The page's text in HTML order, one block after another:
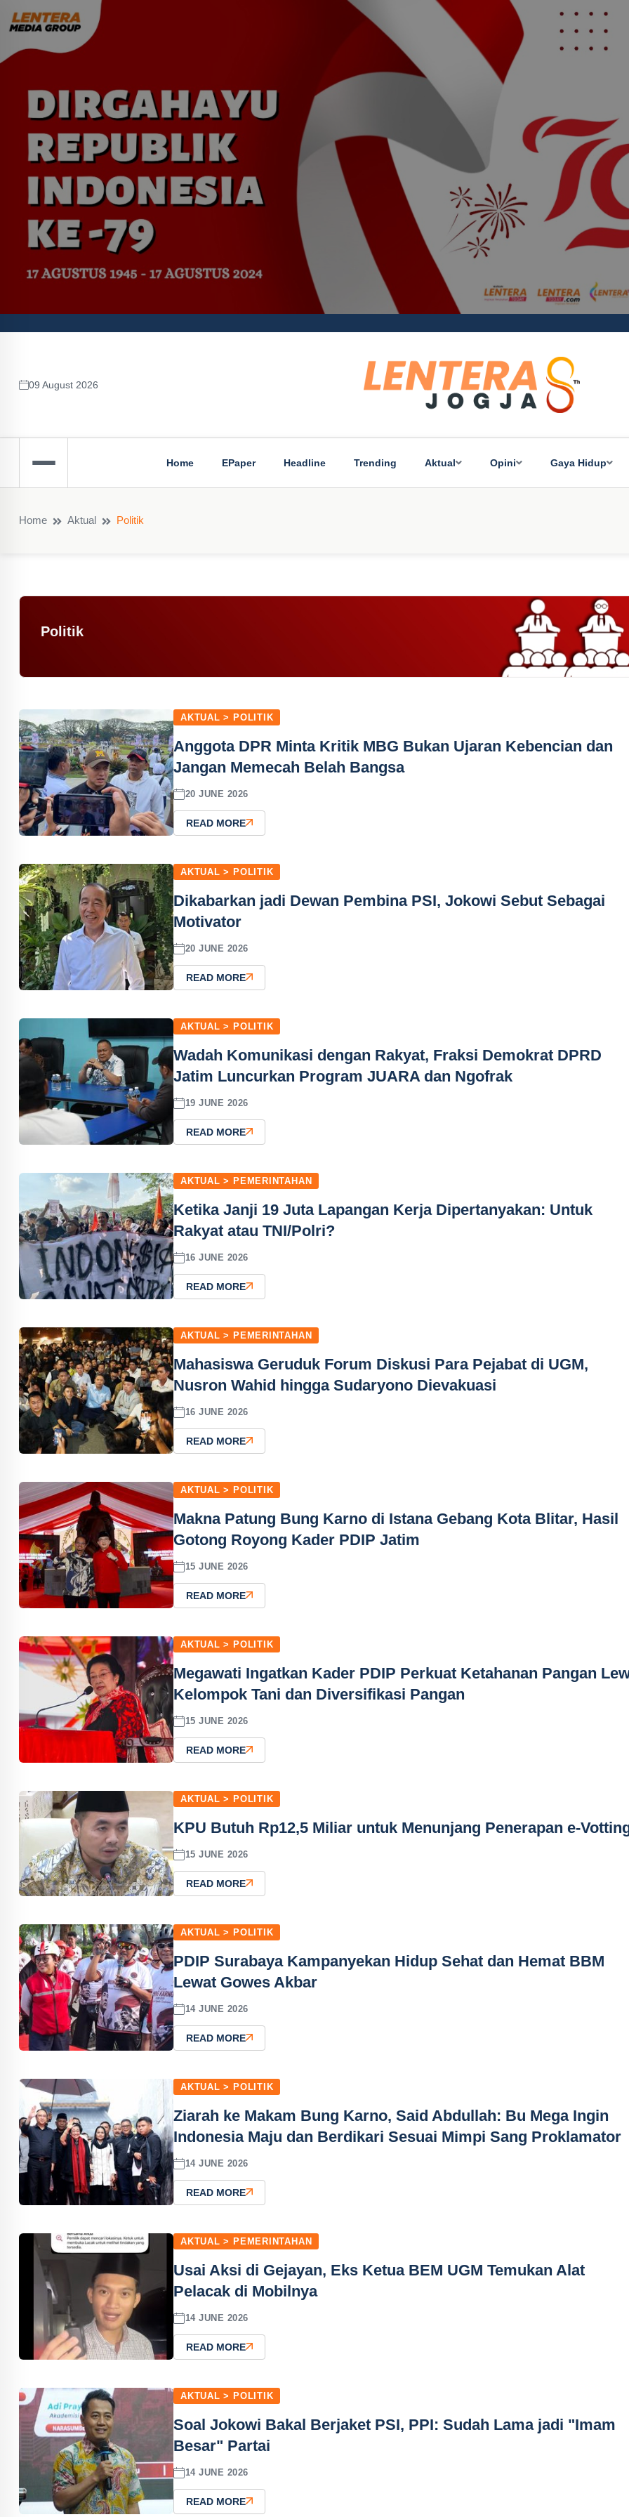
09 August 2026
Home EPaper Headline Trending Aktual Opini Gaya Hidup
Home Aktual Politik
Politik
AKTUAL > POLITIK
Anggota DPR Minta Kritik MBG Bukan Ujaran Kebencian dan
Jangan Memecah Belah Bangsa
20 JUNE 2026
READ MORE
AKTUAL > POLITIK
Dikabarkan jadi Dewan Pembina PSI, Jokowi Sebut Sebagai
Motivator
20 JUNE 2026
READ MORE
AKTUAL > POLITIK
Wadah Komunikasi dengan Rakyat, Fraksi Demokrat DPRD
Jatim Luncurkan Program JUARA dan Ngofrak
19 JUNE 2026
READ MORE
AKTUAL > PEMERINTAHAN
Ketika Janji 19 Juta Lapangan Kerja Dipertanyakan: Untuk
Rakyat atau TNI/Polri?
16 JUNE 2026
READ MORE
AKTUAL > PEMERINTAHAN
Mahasiswa Geruduk Forum Diskusi Para Pejabat di UGM,
Nusron Wahid hingga Sudaryono Dievakuasi
16 JUNE 2026
READ MORE
AKTUAL > POLITIK
Makna Patung Bung Karno di Istana Gebang Kota Blitar, Hasil
Gotong Royong Kader PDIP Jatim
15 JUNE 2026
READ MORE
AKTUAL > POLITIK
Megawati Ingatkan Kader PDIP Perkuat Ketahanan Pangan
Kelompok Tani dan Diversifikasi Pangan
15 JUNE 2026
READ MORE
AKTUAL > POLITIK
KPU Butuh Rp12,5 Miliar untuk Menunjang Penerapan e-
15 JUNE 2026
READ MORE
AKTUAL > POLITIK
PDIP Surabaya Kampanyekan Hidup Sehat dan Hemat BBM
Lewat Gowes Akbar
14 JUNE 2026
READ MORE
AKTUAL > POLITIK
Ziarah ke Makam Bung Karno, Said Abdullah: Bu Mega Ingin
Indonesia Maju dan Berdikari Sesuai Mimpi Sang Proklamator
14 JUNE 2026
READ MORE
AKTUAL > PEMERINTAHAN
Usai Aksi di Gejayan, Eks Ketua BEM UGM Temukan Alat
Pelacak di Mobilnya
14 JUNE 2026
READ MORE
AKTUAL > POLITIK
Soal Jokowi Bakal Berjaket PSI, PPI: Sudah Lama jadi "Imam
Besar" Partai
14 JUNE 2026
READ MORE